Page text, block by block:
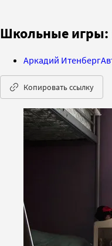
Школьные игры:
Аркадий Итенберг
Копировать ссылку